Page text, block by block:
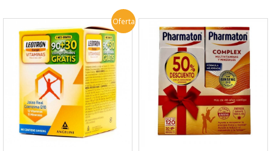
Oferta